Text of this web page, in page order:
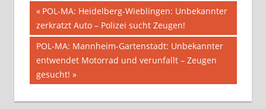
Beitragsnavigation
Vorheriger
Beitrag:
POL-MA: Heidelberg-Wieblingen: Unbekannter
zerkratzt Auto – Polizei sucht Zeugen!
Nächster
Beitrag:
POL-MA: Mannheim-Gartenstadt: Unbekannter
entwendet Motorrad und verunfallt – Zeugen
gesucht!